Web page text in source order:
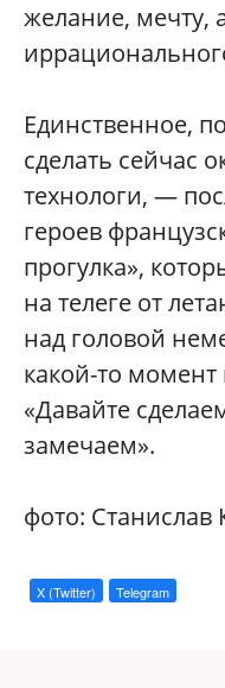
желание, мечту,
Единственное,
сделать сейчас
технологи, —
героев
прогулка»,
на телеге от
над головой
какой-то момент
«Давайте
замечаем».
фото:
X (Twitter) Telegram